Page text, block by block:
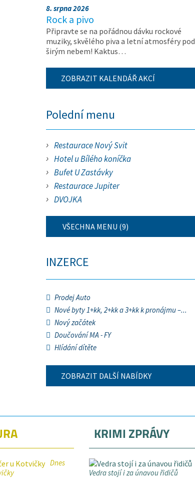
8. srpna 2026
Rock a pivo
Připravte se na pořádnou dávku rockové
muziky, skvělého piva a letní atmosféry pod
širým nebem! Kaktus…
ZOBRAZIT KALENDÁŘ AKCÍ
Polední menu
Restaurace Nový Svit
Hotel u Bílého koníčka
Bufet U Zastávky
Restaurace Jupiter
DVOJKA
VŠECHNA MENU (9)
INZERCE
Prodej Auto
Nové byty 1+kk, 2+kk a 3+kk k pronájmu –...
Nový začátek
Doučování MA - FY
Hlídání dítěte
ZOBRAZIT DALŠÍ NABÍDKY
Dnes
KRIMI ZPRÁVY
Vedra stojí i za únavou řidičů